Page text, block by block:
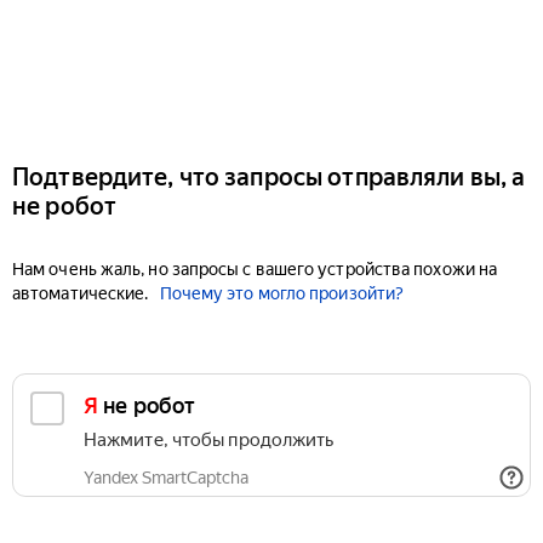
Подтвердите, что запросы отправляли вы, а
не робот
Нам очень жаль, но запросы с вашего устройства похожи на
автоматические.
Почему это могло произойти?
Я не робот
Нажмите, чтобы продолжить
Yandex SmartCaptcha